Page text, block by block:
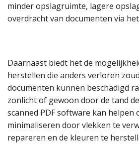
minder opslagruimte, lagere
overdracht van documenten via
Daarnaast biedt het de
herstellen die anders verloren
documenten kunnen beschadigd
zonlicht of gewoon door de tand
scanned PDF software kan helpen
minimaliseren door vlekken te
repareren en de kleuren te